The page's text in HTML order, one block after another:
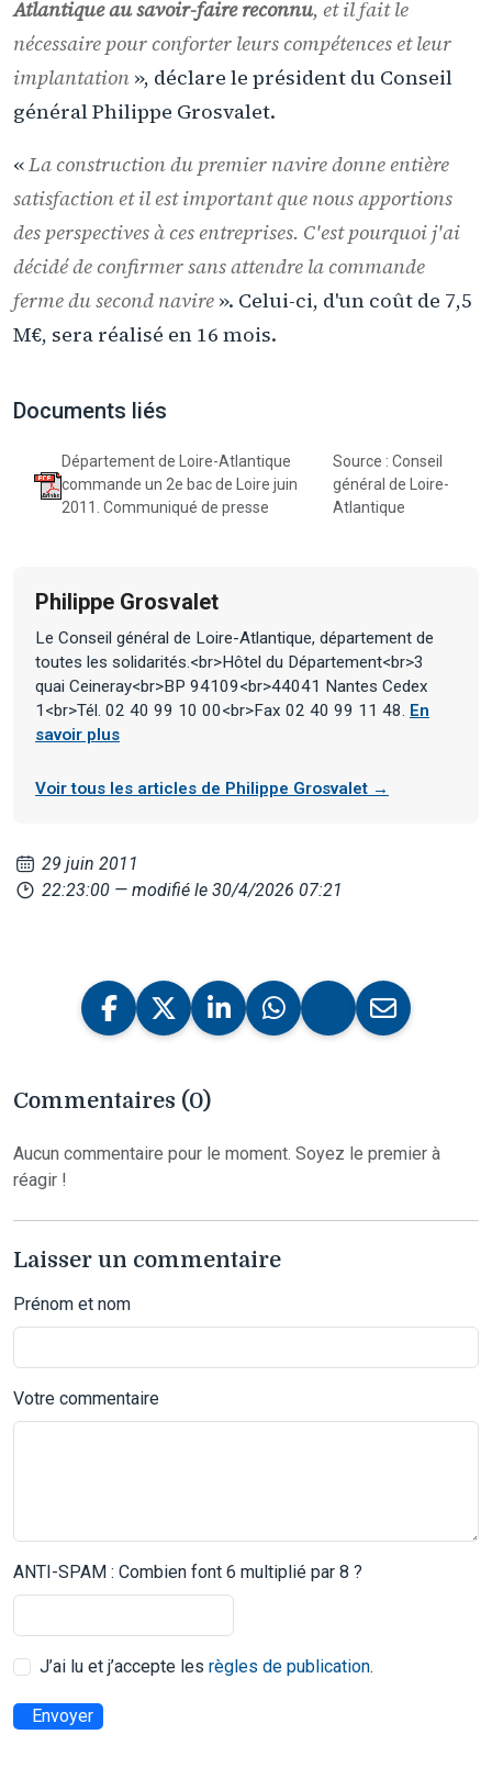
Atlantique au savoir-faire reconnu, et il fait le
nécessaire pour conforter leurs compétences et leur
implantation », déclare le président du Conseil
général Philippe Grosvalet.
«La construction du premier navire donne entière
satisfaction et il est important que nous apportions
des perspectives à ces entreprises. C'est pourquoi j'ai
décidé de confirmer sans attendre la commande
ferme du second navire ». Celui-ci, d'un coût de 7,5
M€, sera réalisé en 16 mois.
Documents liés
Département de Loire-Atlantique
commande un 2e bac de Loire juin
2011. Communiqué de presse
Source : Conseil
général de Loire-
Atlantique
Philippe Grosvalet
Le Conseil général de Loire-Atlantique, département de
toutes les solidarités.<br>Hôtel du Département<br>3
quai Ceineray<br>BP 94109<br>44041 Nantes Cedex
1<br>Tél. 02 40 99 10 00<br>Fax 02 40 99 11 48. En
savoir plus
Voir tous les articles de Philippe Grosvalet →
29 juin 2011
22:23:00 — modifié le 30/4/2026 07:21
Commentaires (0)
Aucun commentaire pour le moment. Soyez le premier à
réagir !
Laisser un commentaire
Prénom et nom
Votre commentaire
ANTI-SPAM : Combien font 6 multiplié par 8 ?
J’ai lu et j’accepte les règles de publication.
Envoyer